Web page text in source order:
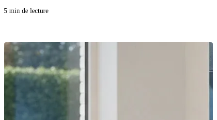
avancez vite, proprement, et vous sécurisez le résultat.
5 min de lecture